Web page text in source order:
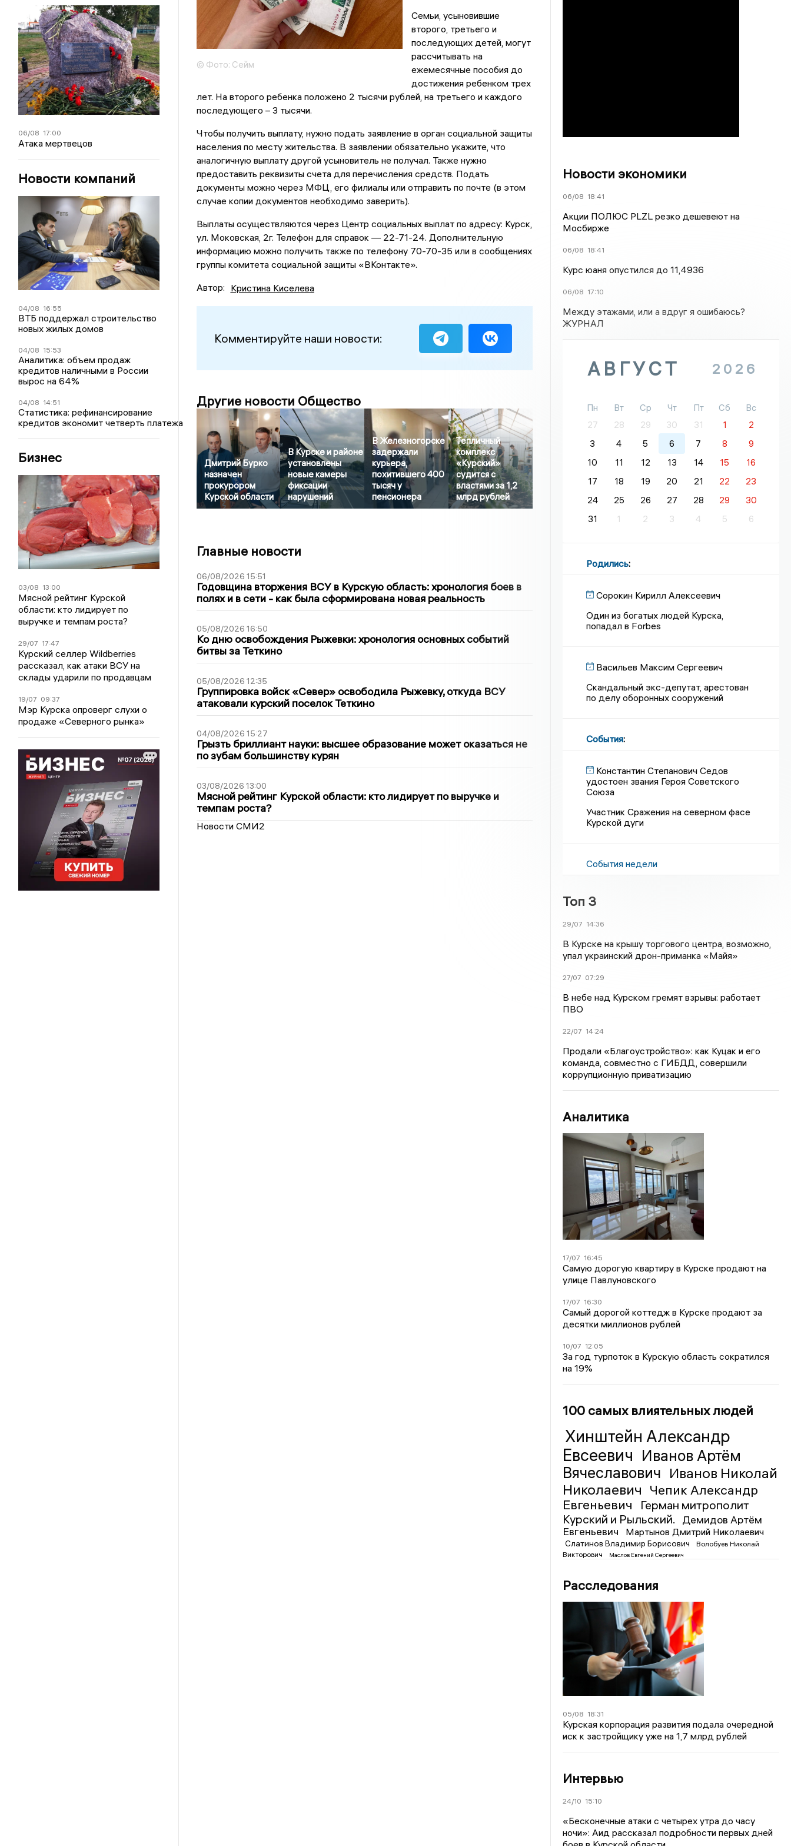
06/08 17:00
Атака мертвецов
Новости компаний
04/08 16:55
ВТБ поддержал строительство
новых жилых домов
04/08 15:53
Аналитика: объем продаж
кредитов наличными в России
вырос на 64%
04/08 14:51
Статистика: рефинансирование
кредитов экономит четверть платежа
Бизнес
03/08 13:00
Мясной рейтинг Курской
области: кто лидирует по
выручке и темпам роста?
29/07 17:47
Курский селлер Wildberries
рассказал, как атаки ВСУ на
склады ударили по продавцам
19/07 09:37
Мэр Курска опроверг слухи о
продаже «Северного рынка»
© Фото: Сейм
Семьи, усыновившие
второго, третьего и
последующих детей, могут
рассчитывать на
ежемесячные пособия до
достижения ребенком трех
лет. На второго ребенка положено 2 тысячи рублей, на третьего и каждого
последующего – 3 тысячи.
Чтобы получить выплату, нужно подать заявление в орган социальной защиты
населения по месту жительства. В заявлении обязательно укажите, что
аналогичную выплату другой усыновитель не получал. Также нужно
предоставить реквизиты счета для перечисления средств. Подать
документы можно через МФЦ, его филиалы или отправить по почте (в этом
случае копии документов необходимо заверить).
Выплаты осуществляются через Центр социальных выплат по адресу: Курск,
ул. Моковская, 2г. Телефон для справок — 22-71-24. Дополнительную
информацию можно получить также по телефону 70-70-35 или в сообщениях
группы комитета социальной защиты «ВКонтакте».
Автор: Кристина Киселева
Комментируйте наши новости:
Другие новости Общество
Дмитрий Бурко
назначен
прокурором
Курской области
В Курске и районе
установлены
новые камеры
фиксации
нарушений
В Железногорске
задержали
курьера,
похитившего 400
тысяч у
пенсионера
Тепличный
комплекс
«Курский»
судится с
властями за 1,2
млрд рублей
Главные новости
06/08/2026 15:51
Годовщина вторжения ВСУ в Курскую область: хронология боев в
полях и в сети - как была сформирована новая реальность
05/08/2026 16:50
Ко дню освобождения Рыжевки: хронология основных событий
битвы за Теткино
05/08/2026 12:35
Группировка войск «Север» освободила Рыжевку, откуда ВСУ
атаковали курский поселок Теткино
04/08/2026 15:27
Грызть бриллиант науки: высшее образование может оказаться не
по зубам большинству курян
03/08/2026 13:00
Мясной рейтинг Курской области: кто лидирует по выручке и
темпам роста?
Новости СМИ2
Новости экономики
06/08 18:41
Акции ПОЛЮС PLZL резко дешевеют на
Мосбирже
06/08 18:41
Курс юаня опустился до 11,4936
06/08 17:10
Между этажами, или а вдруг я ошибаюсь?
ЖУРНАЛ
АВГУСТ 2026
Пн Вт Ср Чт Пт Сб
Вс
27
28 29 30 31 1
2
3
4 5 6 7 8
9
10
11 12 13 14 15
16
17
18 19 20 21 22
23
24
25 26 27 28 29
30
31
1 2 3 4 5 6
Родились:
Сорокин Кирилл Алексеевич
Один из богатых людей Курска,
попадал в Forbes
Васильев Максим Сергеевич
Скандальный экс-депутат, арестован
по делу оборонных сооружений
События:
Константин Степанович Седов
удостоен звания Героя Советского
Союза
Участник Сражения на северном фасе
Курской дуги
События недели
Топ 3
29/07 14:36
В Курске на крышу торгового центра, возможно,
упал украинский дрон-приманка «Майя»
27/07 07:29
В небе над Курском гремят взрывы: работает
ПВО
22/07 14:24
Продали «Благоустройство»: как Куцак и его
команда, совместно с ГИБДД, совершили
коррупционную приватизацию
Аналитика
17/07 16:45
Самую дорогую квартиру в Курске продают на
улице Павлуновского
17/07 16:30
Самый дорогой коттедж в Курске продают за
десятки миллионов рублей
10/07 12:05
За год турпоток в Курскую область сократился
на 19%
100 самых влиятельных людей
Хинштейн Александр
Евсеевич Иванов Артём
Вячеславович Иванов Николай
Николаевич Чепик Александр
Евгеньевич
Герман митрополит
Курский и Рыльский.
Демидов Артём
Евгеньевич
Мартынов Дмитрий Николаевич
Слатинов Владимир Борисович
Волобуев Николай
Викторович
Маслов Евгений Сергеевич
Расследования
05/08 18:31
Курская корпорация развития подала очередной
иск к застройщику уже на 1,7 млрд рублей
Интервью
24/10 15:10
«Бесконечные атаки с четырех утра до часу
ночи»: Аид рассказал подробности первых дней